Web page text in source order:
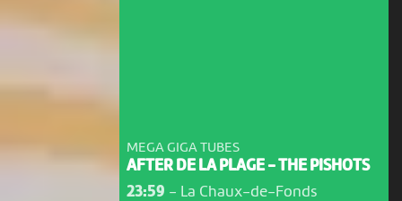
MEGA GIGA TUBES
AFTER DE LA PLAGE - THE PISHOTS
23:59 - La Chaux-de-Fonds